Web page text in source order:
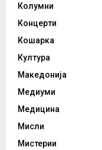
Колумни
Концерти
Кошарка
Култура
Македонија
Медиуми
Медицина
Мисли
Мистерии